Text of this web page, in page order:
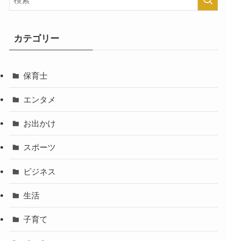
カテゴリー
保育士
エンタメ
お出かけ
スポーツ
ビジネス
生活
子育て